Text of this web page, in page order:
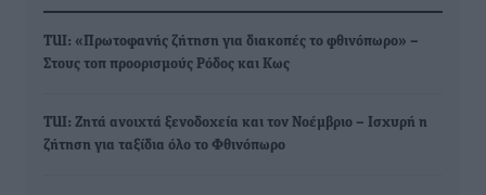
ΤUI: «Πρωτοφανής ζήτηση για διακοπές το φθινόπωρο» –
Στους τοπ προορισμούς Ρόδος και Κως
TUI: Ζητά ανοιχτά ξενοδοχεία και τον Νοέμβριο – Ισχυρή η
ζήτηση για ταξίδια όλο το Φθινόπωρο